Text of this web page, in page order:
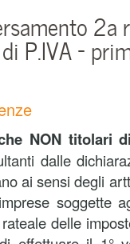
2a
P.IVA –
NON titolari
dalle
ai sensi degli
soggette
delle